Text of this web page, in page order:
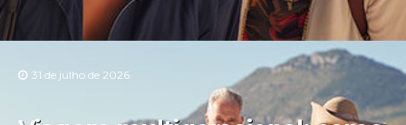
31 de julho de 2026